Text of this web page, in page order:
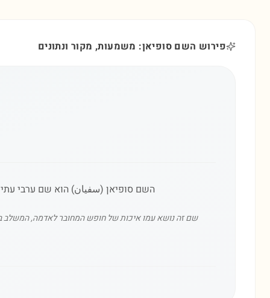
פירוש השם סופיאן: משמעות, מקור ונתונים
השם סופיאן (سفيان) הוא שם ערבי
שם זה נושא עמו איכות של חופש המחובר לאדמה, המשלב